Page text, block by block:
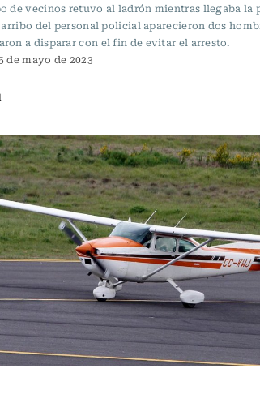
de vecinos retuvo al ladrón mientras llegaba la
del personal policial aparecieron dos
a disparar con el fin de evitar el arresto.
de mayo de 2023